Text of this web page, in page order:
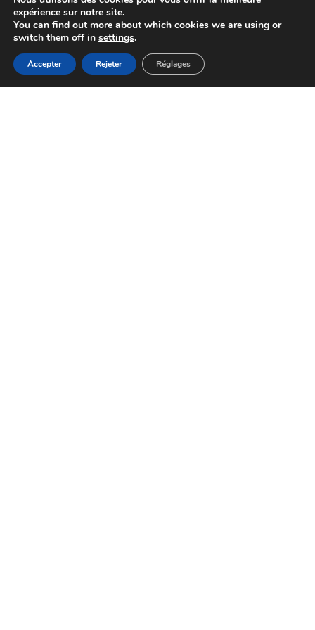
expérience sur notre site.
You can find out more about which cookies we are using or
switch them off in settings.
Accepter Rejeter Réglages